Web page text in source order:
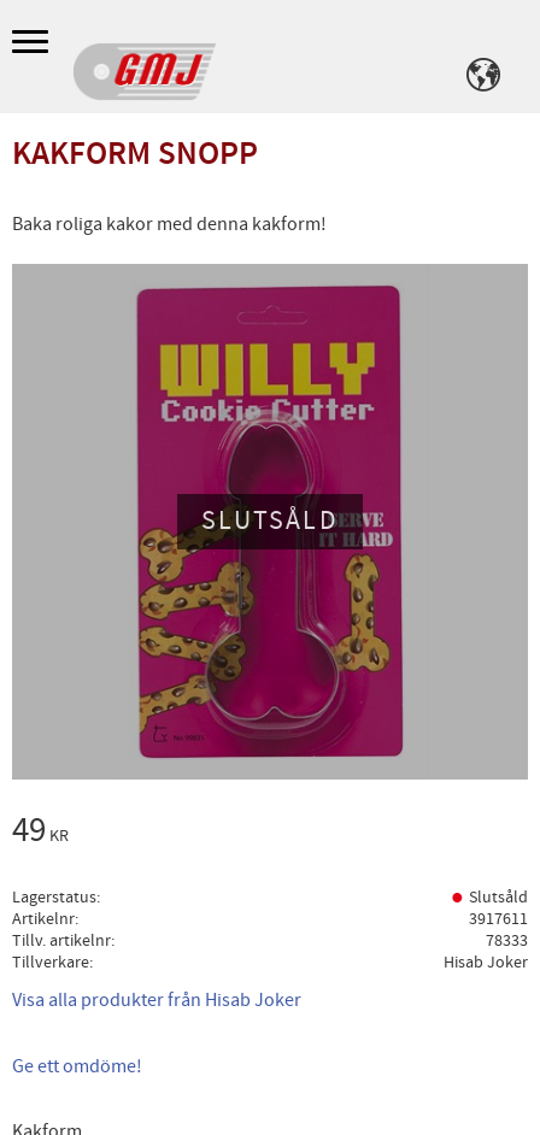
Meny
KAKFORM SNOPP
Baka roliga kakor med denna kakform!
SLUTSÅLD
49 KR
Lagerstatus
Slutsåld
Artikelnr
3917611
Tillv. artikelnr
78333
Tillverkare
Hisab Joker
Visa alla produkter från Hisab Joker
Ge ett omdöme!